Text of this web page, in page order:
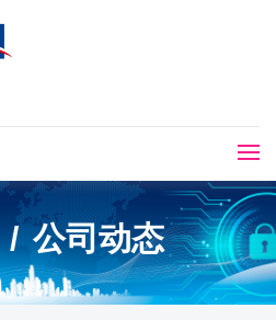
公司动态